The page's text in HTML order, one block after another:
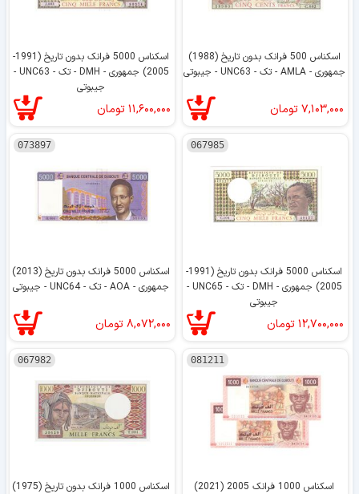
اسکناس 500 فرانک بدون تاریخ (1988)
جمهوری - AMLA - تک - UNC63 - جیبوتی
۷,۱۰۳,۰۰۰ تومان
اسکناس 5000 فرانک بدون تاریخ (1991-
2005) جمهوری - DMH - تک - UNC63 -
جیبوتی
۱۱,۶۰۰,۰۰۰ تومان
067985
اسکناس 5000 فرانک بدون تاریخ (1991-
2005) جمهوری - DMH - تک - UNC65 -
جیبوتی
۱۲,۷۰۰,۰۰۰تومان
073897
اسکناس 5000 فرانک بدون تاریخ (2013)
جمهوری - AOA - تک - UNC64 - جیبوتی
۸,۰۷۲,۰۰۰تومان
081211
اسکناس 1000 فرانک 2005 (2021)
067982
اسکناس 1000 فرانک بدون تاریخ (1975)